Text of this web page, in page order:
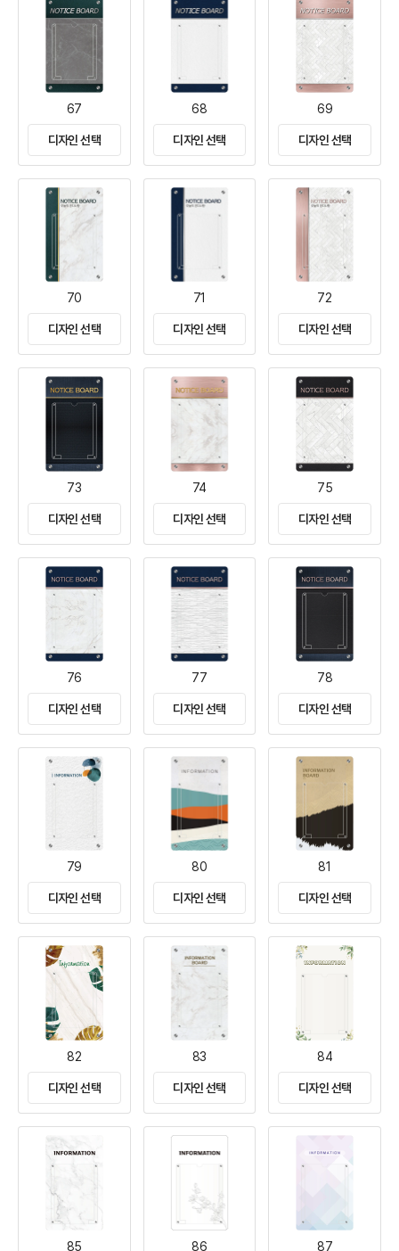
67
디자인 선택
68
디자인 선택
69
디자인 선택
70
디자인 선택
71
디자인 선택
72
디자인 선택
73
디자인 선택
74
디자인 선택
75
디자인 선택
76
디자인 선택
77
디자인 선택
78
디자인 선택
79
디자인 선택
80
디자인 선택
81
디자인 선택
82
디자인 선택
83
디자인 선택
84
디자인 선택
85 86 87